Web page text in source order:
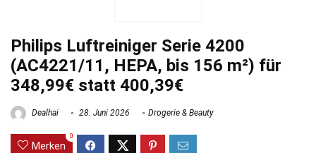
Philips Luftreiniger Serie 4200
(AC4221/11, HEPA, bis 156 m²) für
348,99€ statt 400,39€
Dealhai 28. Juni 2026 Drogerie & Beauty
Merken
0